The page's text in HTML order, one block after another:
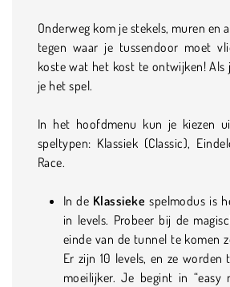
Onderweg kom je stekels, muren en
tegen waar je tussendoor moet
koste wat het kost te ontwijken! Als
je het spel.
In het hoofdmenu kun je kiezen
speltypen: Klassiek (Classic),
Race.
In de Klassieke spelmodus is
in levels. Probeer bij de
einde van de tunnel te komen
Er zijn 10 levels, en ze worden
moeilijker. Je begint in “easy